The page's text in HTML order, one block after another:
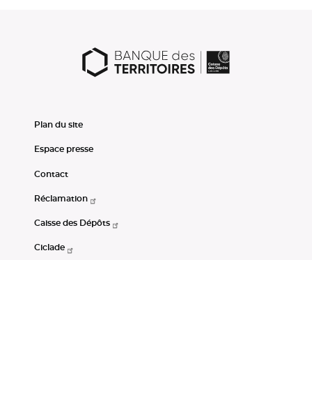
Plan du site
Espace presse
Contact
Réclamation
Caisse des Dépôts
Ciclade